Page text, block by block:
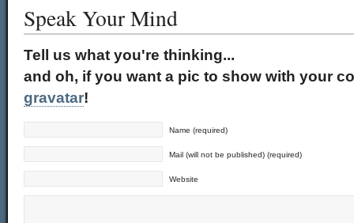
Speak Your Mind
Tell us what you're thinking...
and oh, if you want a pic to show with your
gravatar!
Name (required)
Mail (will not be published) (required)
Website